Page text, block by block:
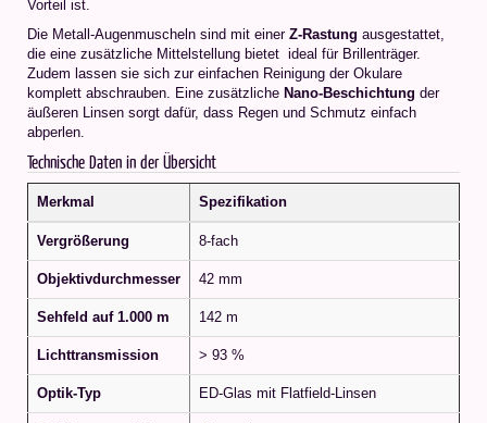
Vorteil ist.
Die Metall-Augenmuscheln sind mit einer Z-Rastung ausgestattet,
die eine zusätzliche Mittelstellung bietet  ideal für Brillenträger.
Zudem lassen sie sich zur einfachen Reinigung der Okulare
komplett abschrauben. Eine zusätzliche Nano-Beschichtung der
äußeren Linsen sorgt dafür, dass Regen und Schmutz einfach
abperlen.
Technische Daten in der Übersicht
Merkmal Spezifikation
Vergrößerung 8-fach
Objektivdurchmesser 42 mm
Sehfeld auf 1.000 m 142 m
Lichttransmission > 93 %
Optik-Typ ED-Glas mit Flatfield-Linsen